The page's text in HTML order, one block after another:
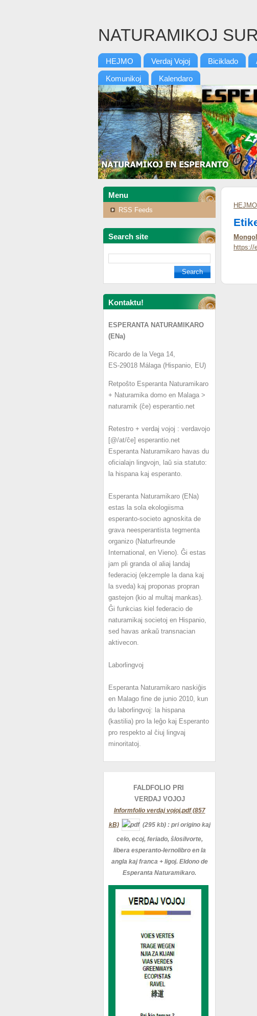
NATURAMIKOJ
HEJMO Verdaj Vojoj Biciklado
Komunikoj Kalendaro
Menu
RSS Feeds
Search site
Kontaktu!
ESPERANTA NATURAMIKARO
(ENa)
Ricardo de la Vega 14,
ES-29018 Málaga (Hispanio, EU)
Retpoŝto Esperanta Naturamikaro
+ Naturamika domo en Malaga >
naturamik (ĉe) esperantio.net
Retestro + verdaj vojoj : verdavojo
[@/at/ĉe] esperantio.net
Esperanta Naturamikaro havas du
oficialajn lingvojn, laŭ sia statuto:
la hispana kaj esperanto.
Esperanta Naturamikaro (ENa)
estas la sola ekologiisma
esperanto-societo agnoskita de
grava neesperantista tegmenta
organizo (Naturfreunde
International, en Vieno). Ĝi estas
jam pli granda ol aliaj landaj
federacioj (ekzemple la dana kaj
la sveda) kaj proponas propran
gastejon (kio al multaj mankas).
Ĝi funkcias kiel federacio de
naturamikaj societoj en Hispanio,
sed havas ankaŭ transnacian
aktivecon.
Laborlingvoj
Esperanta Naturamikaro naskiĝis
en Malago fine de junio 2010, kun
du laborlingvoj: la hispana
(kastilia) pro la leĝo kaj Esperanto
pro respekto al ĉiuj lingvaj
minoritatoj.
FALDFOLIO PRI
VERDAJ VOJOJ
Informfolio verdaj vojoj.pdf (857
kB)
(295 kb) : pri origino kaj
celo, ecoj, feriado, ŝlosilvorte,
libera esperanto-lernolibro en la
angla kaj franca + ligoj. Eldono de
Esperanta Naturamikaro.
HEJMO
https://